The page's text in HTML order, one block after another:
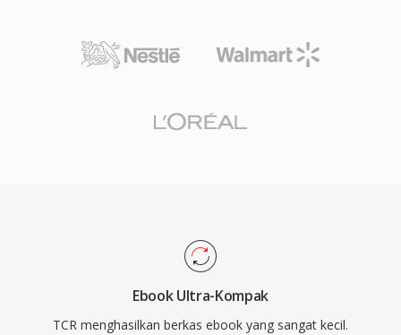
Ebook Ultra-Kompak
TCR menghasilkan berkas ebook yang sangat kecil.